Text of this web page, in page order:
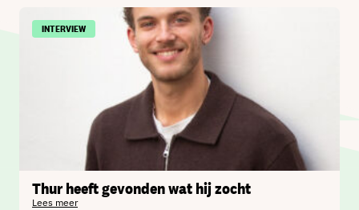
INTERVIEW
Thur heeft gevonden wat hij zocht
Lees meer